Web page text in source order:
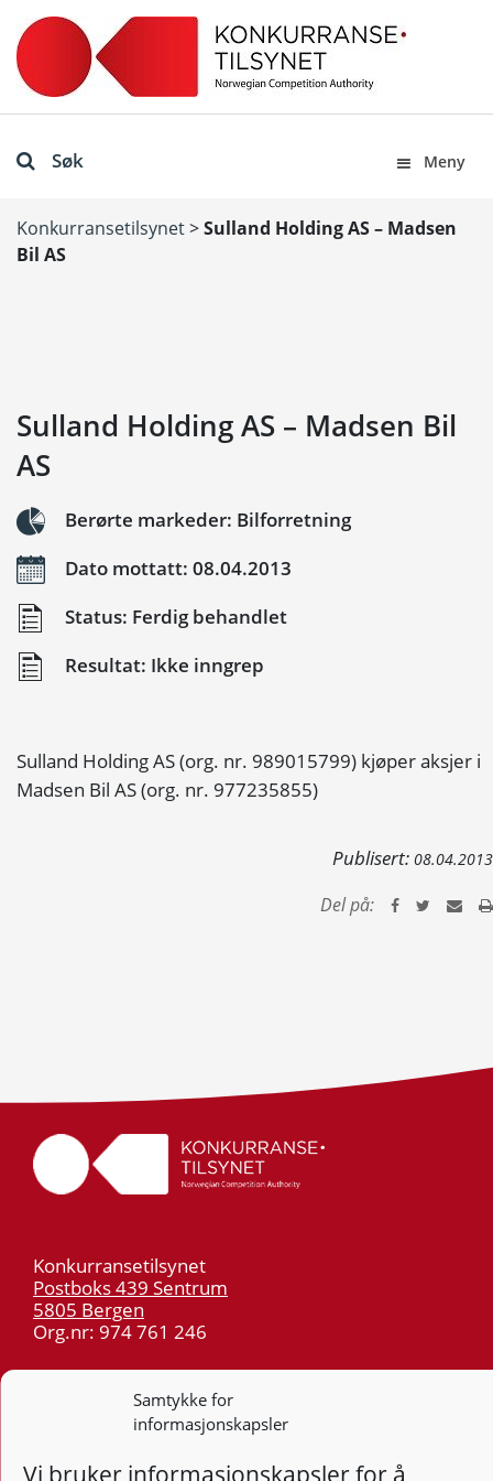
Samtykke for
informasjonskapsler
Vi bruker informasjonskapsler for å
Søk Meny
Konkurransetilsynet>Sulland Holding AS – Madsen
Bil AS
Sulland Holding AS – Madsen Bil
AS
Berørte markeder: Bilforretning
Dato mottatt: 08.04.2013
Status: Ferdig behandlet
Resultat: Ikke inngrep
Sulland Holding AS (org. nr. 989015799) kjøper aksjer i
Madsen Bil AS (org. nr. 977235855)
Publisert: 08.04.2013
Del på:
Konkurransetilsynet
Postboks 439 Sentrum
5805 Bergen
Org.nr: 974 761 246
55 59 75 00
post@kt.no